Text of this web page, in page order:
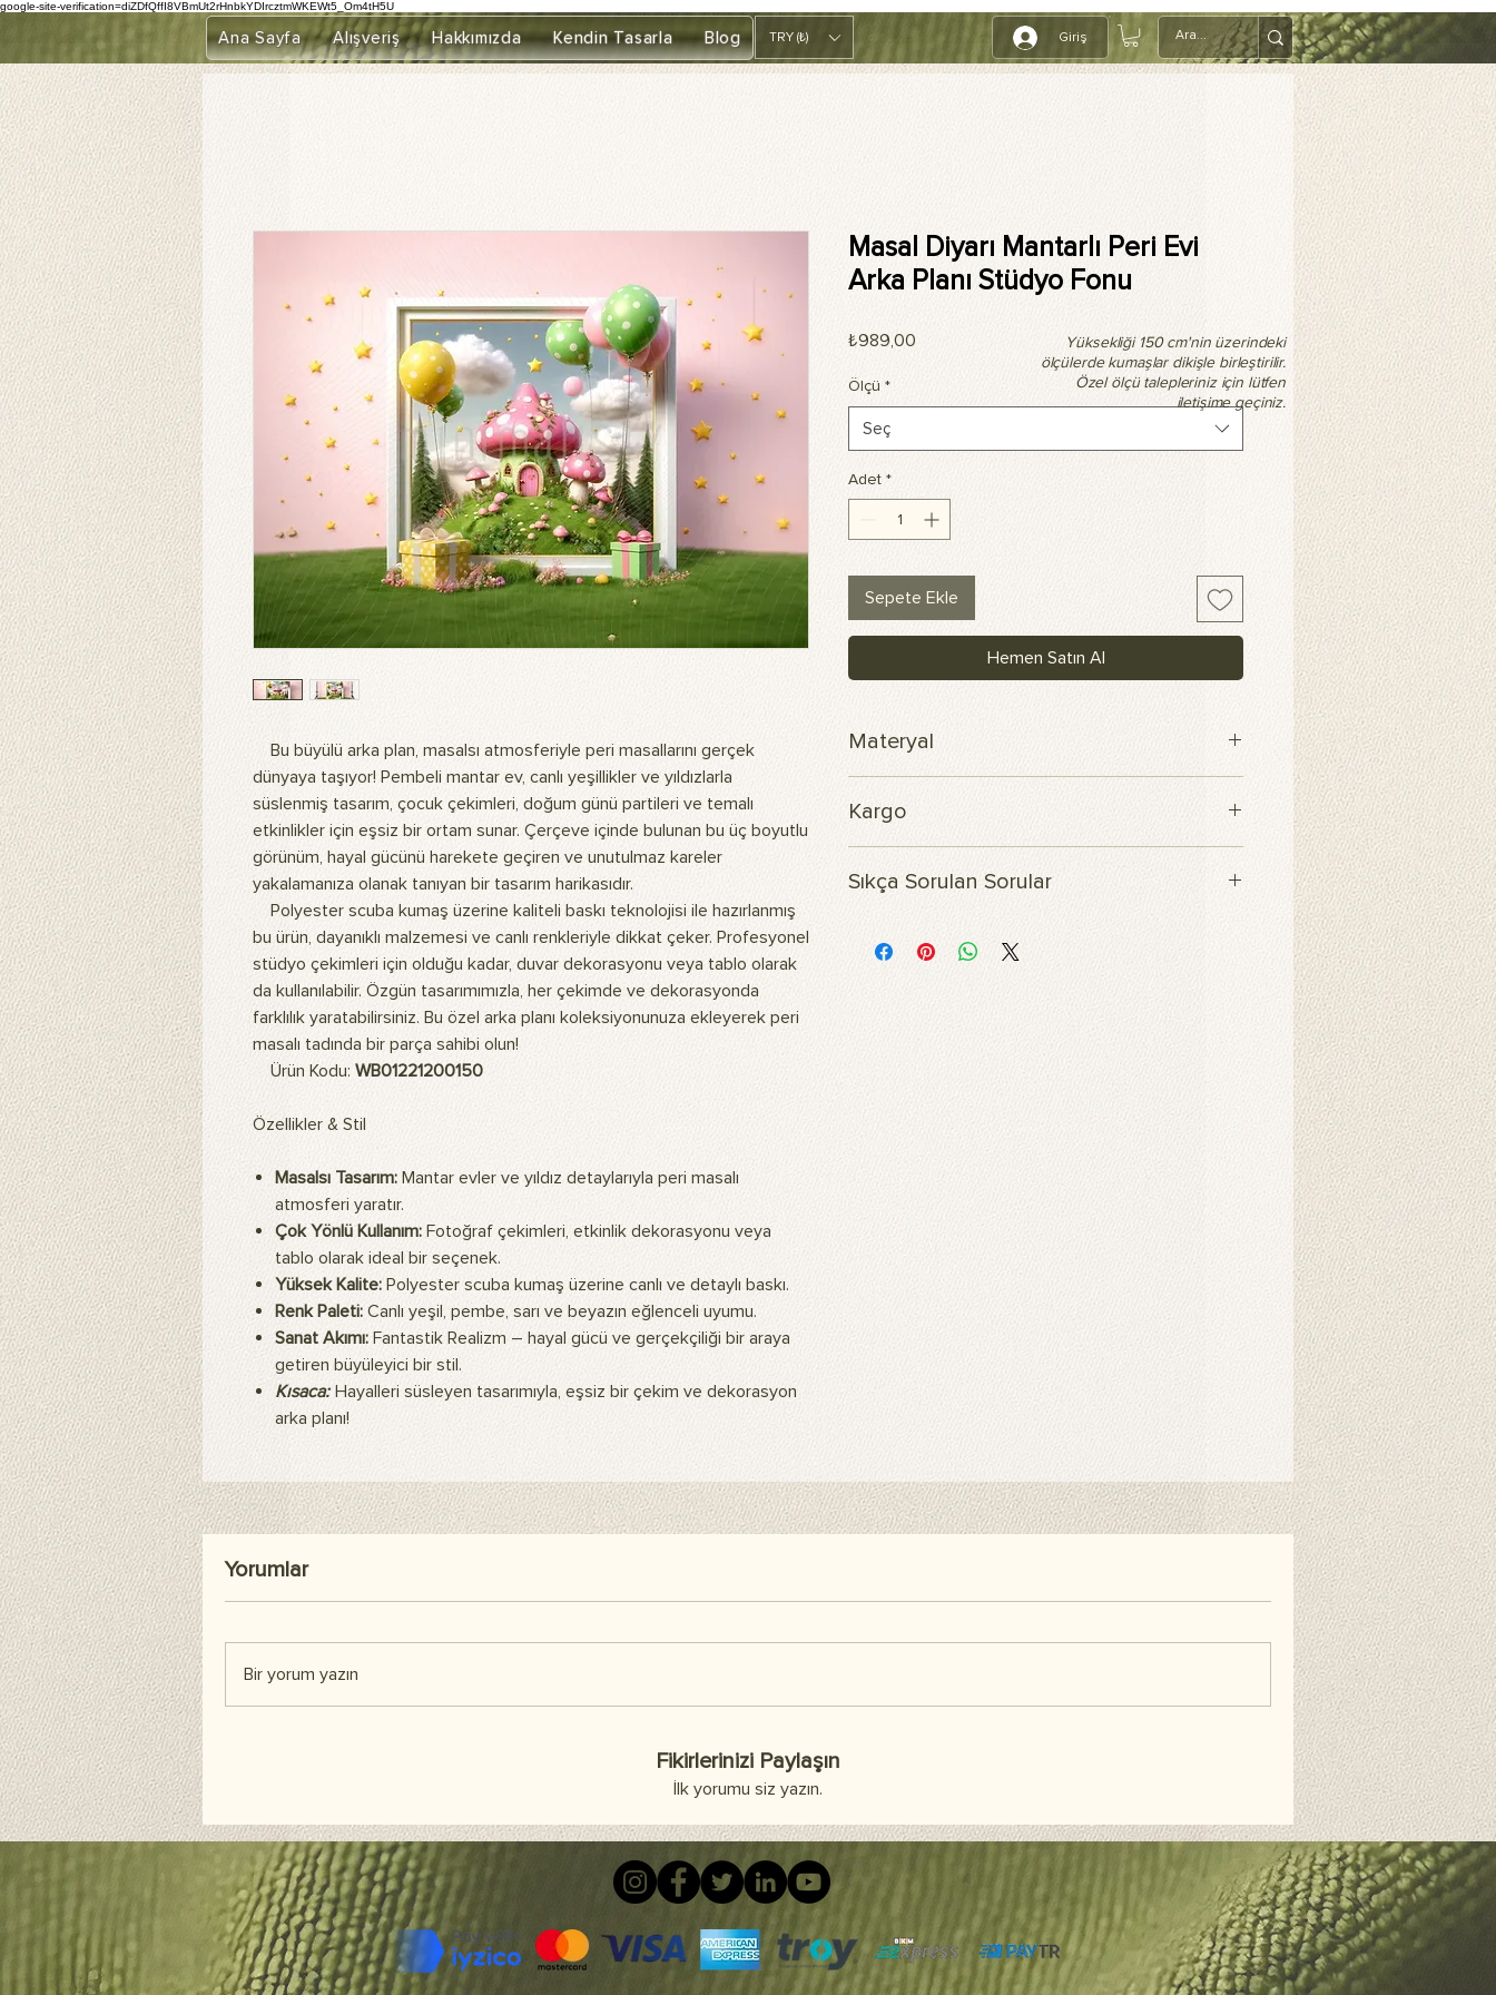
google-site-verification=diZDfQffI8VBmUt2rHnbkYDIrcztmWKEWt5_Om4tH5U
Ana Sayfa Alışveriş Hakkımızda Kendin Tasarla Blog TRY (₺) Giriş
Bu büyülü arka plan, masalsı atmosferiyle peri masallarını gerçek
dünyaya taşıyor! Pembeli mantar ev, canlı yeşillikler ve yıldızlarla
süslenmiş tasarım, çocuk çekimleri, doğum günü partileri ve temalı
etkinlikler için eşsiz bir ortam sunar. Çerçeve içinde bulunan bu üç boyutlu
görünüm, hayal gücünü harekete geçiren ve unutulmaz kareler
yakalamanıza olanak tanıyan bir tasarım harikasıdır.
Polyester scuba kumaş üzerine kaliteli baskı teknolojisi ile hazırlanmış
bu ürün, dayanıklı malzemesi ve canlı renkleriyle dikkat çeker. Profesyonel
stüdyo çekimleri için olduğu kadar, duvar dekorasyonu veya tablo olarak
da kullanılabilir. Özgün tasarımımızla, her çekimde ve dekorasyonda
farklılık yaratabilirsiniz. Bu özel arka planı koleksiyonunuza ekleyerek peri
masalı tadında bir parça sahibi olun!
Ürün Kodu: WB01221200150
Özellikler & Stil
Masalsı Tasarım: Mantar evler ve yıldız detaylarıyla peri masalı
atmosferi yaratır.
Çok Yönlü Kullanım: Fotoğraf çekimleri, etkinlik dekorasyonu veya
tablo olarak ideal bir seçenek.
Yüksek Kalite: Polyester scuba kumaş üzerine canlı ve detaylı baskı.
Renk Paleti: Canlı yeşil, pembe, sarı ve beyazın eğlenceli uyumu.
Sanat Akımı: Fantastik Realizm – hayal gücü ve gerçekçiliği bir araya
getiren büyüleyici bir stil.
Kısaca:Hayalleri süsleyen tasarımıyla, eşsiz bir çekim ve dekorasyon
arka planı!
Masal Diyarı Mantarlı Peri Evi
Arka Planı Stüdyo Fonu
₺989,00
Ölçü *
Seç
Adet *
Sepete Ekle
Hemen Satın Al
Materyal
Kargo
Sıkça Sorulan Sorular
Görsellerimiz, dayanıklı ve yüksek kaliteli scuba
polyester kumaş üzerine basılır. Bu kumaş, esnek ve
kolayca monte edebilirsiniz. Ayrıca örtü olarak duvara
Yüksekliği 150 cm'nin üzerindeki
ölçülerde kumaşlar dikişle birleştirilir.
Özel ölçü talepleriniz için lütfen
iletişime geçiniz.
Yorumlar
Bir yorum yazın
Fikirlerinizi Paylaşın
İlk yorumu siz yazın.